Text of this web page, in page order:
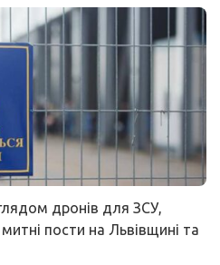
дронів для ЗСУ,
пости на Львівщині та